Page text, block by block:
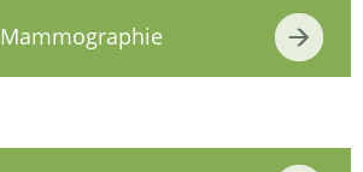
Mammographie